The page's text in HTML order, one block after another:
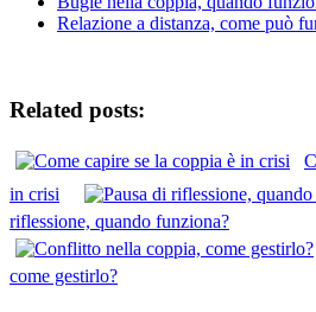
Relazione a distanza, come può
Related posts:
in crisi
riflessione, quando funziona?
come gestirlo?